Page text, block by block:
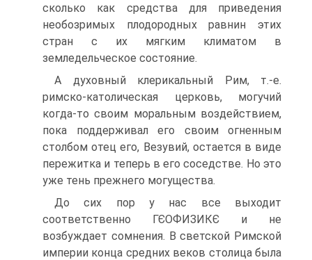
сколько как средства для приведения
необозримых плодородных равнин этих
стран с их мягким климатом в
земледельческое состояние.
А духовный клерикальный Рим, т.-е.
римско-католическая церковь, могучий
когда-то своим моральным воздействием,
пока поддерживал его своим огненным
столбом отец его, Везувий, остается в виде
пережитка и теперь в его соседстве. Но это
уже тень прежнего могущества.
До сих пор у нас все выходит
соответственно ГЄОФИЗИКЄ и не
возбуждает сомнения. В светской Римской
империи конца средних веков столица была